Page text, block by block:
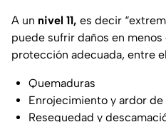
A un nivel 11, es decir
puede sufrir daños en
protección adecuada, entre
Quemaduras
Enrojecimiento y ardor de
Resequedad y